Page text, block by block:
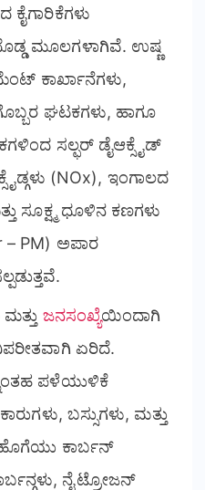
ಕೈಗಾರಿಕೆಗಳು
ಮೂಲಗಳಾಗಿವೆ. ಉಷ್ಣ
ಕಾರ್ಖಾನೆಗಳು,
ಘಟಕಗಳು, ಹಾಗೂ
ಸಲ್ಫರ್ ಡೈಆಕ್ಸೈಡ್
(NOx), ಇಂಗಾಲದ
ಸೂಕ್ಷ್ಮ ಧೂಳಿನ ಕಣಗಳು
– PM) ಅಪಾರ
ಜನಸಂಖ್ಯೆಯಿಂದಾಗಿ
ಏರಿದೆ.
ಪಳೆಯುಳಿಕೆ
ಬಸ್ಸುಗಳು, ಮತ್ತು
ಹೊಗೆಯು ಕಾರ್ಬನ್
ನೈಟ್ರೋಜನ್